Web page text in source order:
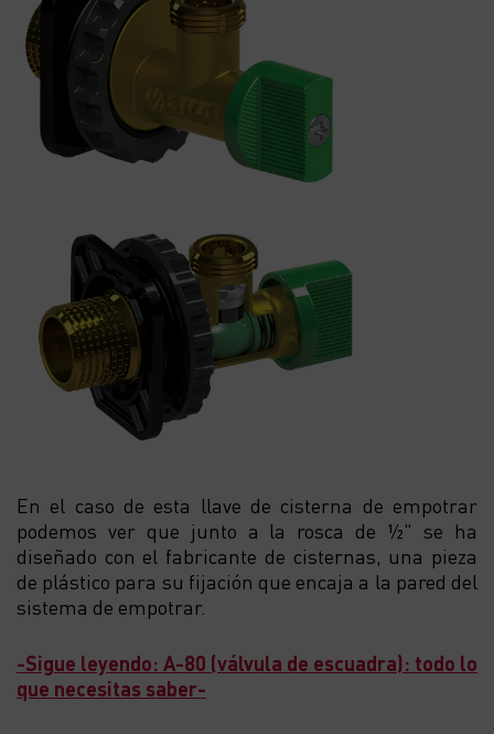
En el caso de esta llave de cisterna de empotrar
podemos ver que junto a la rosca de ½" se ha
diseñado con el fabricante de cisternas, una pieza
de plástico para su fijación que encaja a la pared del
sistema de empotrar.
-Sigue leyendo: A-80 (válvula de escuadra): todo lo
que necesitas saber-